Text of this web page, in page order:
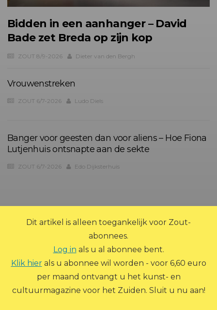
Dit artikel is alleen toegankelijk voor Zout-
abonnees.
Log in als u al abonnee bent.
Klik hierals u abonnee wil worden - voor 6,60 euro
per maand ontvangt u het kunst- en
cultuurmagazine voor het Zuiden. Sluit u nu aan!
Bidden in een aanhanger – David
Bade zet Breda op zijn kop
ZOUT 8/9-2026 Dieter van den Bergh
Vrouwenstreken
ZOUT 6/7-2026 Ludo Diels
Banger voor geesten dan voor aliens – Hoe Fiona
Lutjenhuis ontsnapte aan de sekte
ZOUT 6/7-2026 Edo Dijksterhuis
© 2026 Zout Magazine. Alle rechten voorbehouden.